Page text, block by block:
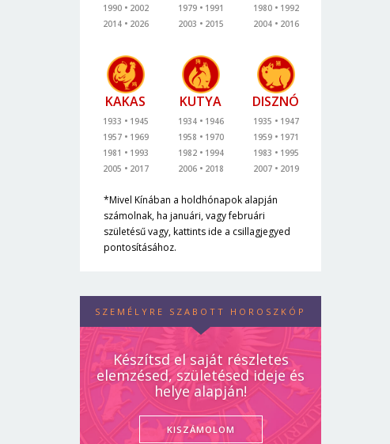
1990
2002
2014
2026
1979
1991
2003
2015
1980
1992
2004
2016
KAKAS
1933
1945
1957
1969
1981
1993
2005
2017
KUTYA
1934
1946
1958
1970
1982
1994
2006
2018
DISZNÓ
1935
1947
1959
1971
1983
1995
2007
2019
*Mivel Kínában a holdhónapok alapján
számolnak, ha januári, vagy februári
születésű vagy, kattints ide a csillagjegyed
pontosításához.
SZEMÉLYRE SZABOTT HOROSZKÓP
Készítsd el saját részletes
elemzésed, születésed ideje és
helye alapján!
KISZÁMOLOM